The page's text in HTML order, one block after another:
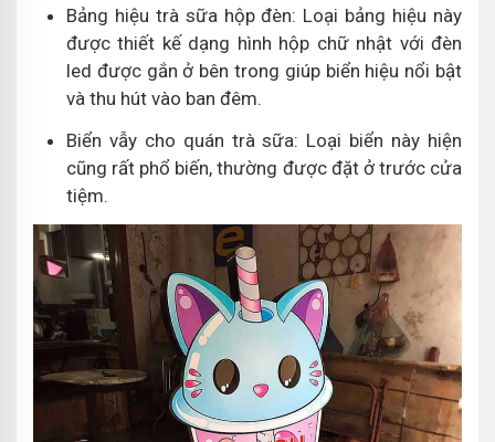
Bảng hiệu trà sữa hộp đèn: Loại bảng hiệu này
được thiết kế dạng hình hộp chữ nhật với đèn
led được gắn ở bên trong giúp biển hiệu nổi bật
và thu hút vào ban đêm.
Biển vẫy cho quán trà sữa: Loại biển này hiện
cũng rất phổ biến, thường được đặt ở trước cửa
tiệm.